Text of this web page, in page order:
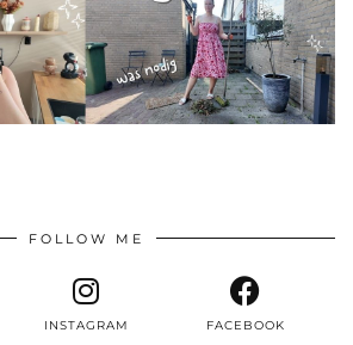
FOLLOW ME
INSTAGRAM FACEBOOK